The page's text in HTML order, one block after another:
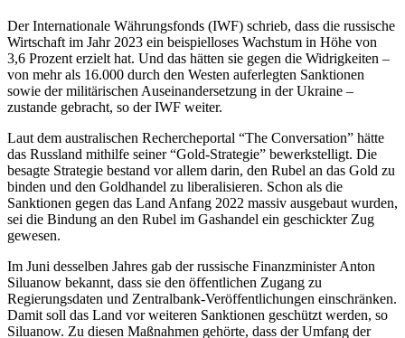
Der Internationale Währungsfonds (IWF) schrieb, dass die russische
Wirtschaft im Jahr 2023 ein beispielloses Wachstum in Höhe von
3,6 Prozent erzielt hat. Und das hätten sie gegen die Widrigkeiten –
von mehr als 16.000 durch den Westen auferlegten Sanktionen
sowie der militärischen Auseinandersetzung in der Ukraine –
zustande gebracht, so der IWF weiter.
Laut dem australischen Rechercheportal “The Conversation” hätte
das Russland mithilfe seiner “Gold-Strategie” bewerkstelligt. Die
besagte Strategie bestand vor allem darin, den Rubel an das Gold zu
binden und den Goldhandel zu liberalisieren. Schon als die
Sanktionen gegen das Land Anfang 2022 massiv ausgebaut wurden,
sei die Bindung an den Rubel im Gashandel ein geschickter Zug
gewesen.
Im Juni desselben Jahres gab der russische Finanzminister Anton
Siluanow bekannt, dass sie den öffentlichen Zugang zu
Regierungsdaten und Zentralbank-Veröffentlichungen einschränken.
Damit soll das Land vor weiteren Sanktionen geschützt werden, so
Siluanow. Zu diesen Maßnahmen gehörte, dass der Umfang der